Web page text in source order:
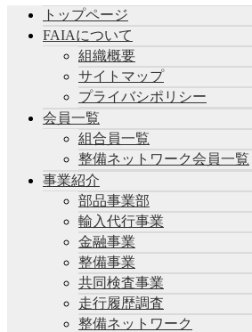
トップページ
FAIAについて
組織概要
サイトマップ
プライバシポリシー
会員一覧
組合員一覧
整備ネットワーク会員一覧
事業紹介
部品事業部
輸入代行事業
金融事業
整備事業
共同検査事業
走行履歴調査
整備ネットワーク